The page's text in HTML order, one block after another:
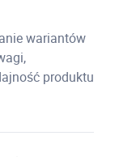
wariantów
produktu